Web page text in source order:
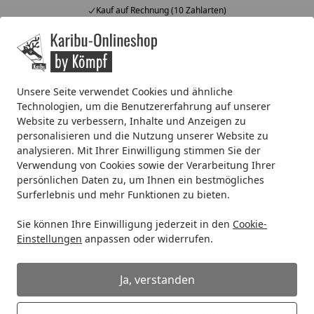
Unsere Seite verwendet Cookies und ähnliche
Technologien, um die Benutzererfahrung auf unserer
Website zu verbessern, Inhalte und Anzeigen zu
personalisieren und die Nutzung unserer Website zu
analysieren. Mit Ihrer Einwilligung stimmen Sie der
Verwendung von Cookies sowie der Verarbeitung Ihrer
persönlichen Daten zu, um Ihnen ein bestmögliches
Surferlebnis und mehr Funktionen zu bieten.
Sie können Ihre Einwilligung jederzeit in den Cookie-
Einstellungen anpassen oder widerrufen.
Ja, verstanden
Kauf auf Rechnung (10 Zahlarten)
Alle Produkte
Mein Konto
Startseite
Wellness Außenbereich Gartensauna Karibu
Karibu Gartensauna Saunahaus
Caapi 4
(1 Bewertung)